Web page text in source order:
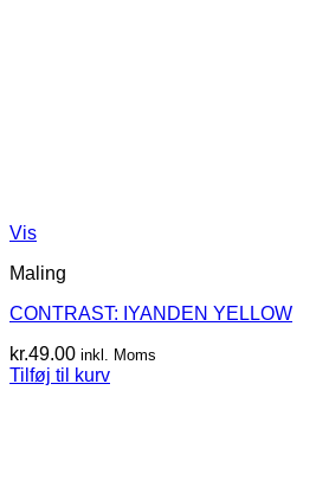
Vis
Maling
CONTRAST: IYANDEN YELLOW
kr.49.00 inkl. Moms
Tilføj til kurv